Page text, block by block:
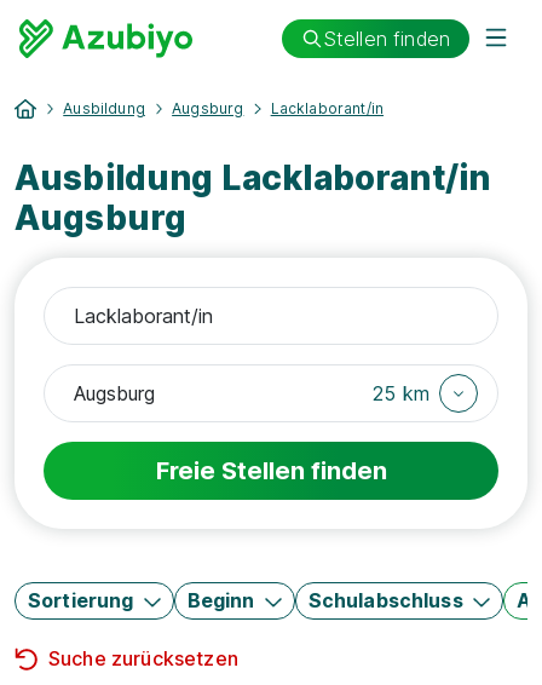
Stellen finden
Ausbildung Augsburg Lacklaborant/in
Ausbildung Lacklaborant/in
Augsburg
25 km
Freie Stellen finden
Sortierung Beginn Schulabschluss
Suche zurücksetzen